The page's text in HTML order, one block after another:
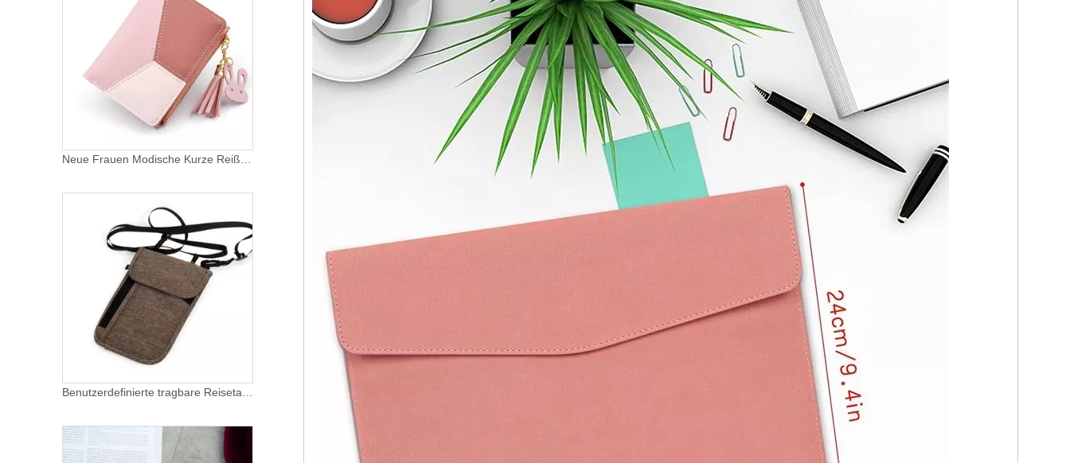
Neue Frauen Modische Kurze Reißverschluss Geldbörsen Damen Schöne Kupplung Brieftasche Weibliche Kreditkarteninhaber Mädchen Pu Leder Brieftaschen
Benutzerdefinierte tragbare Reisetasche mit Trageriemen, Nackentasche mit RFID-blockierendem Reisepasshalter für Männer und Frauen